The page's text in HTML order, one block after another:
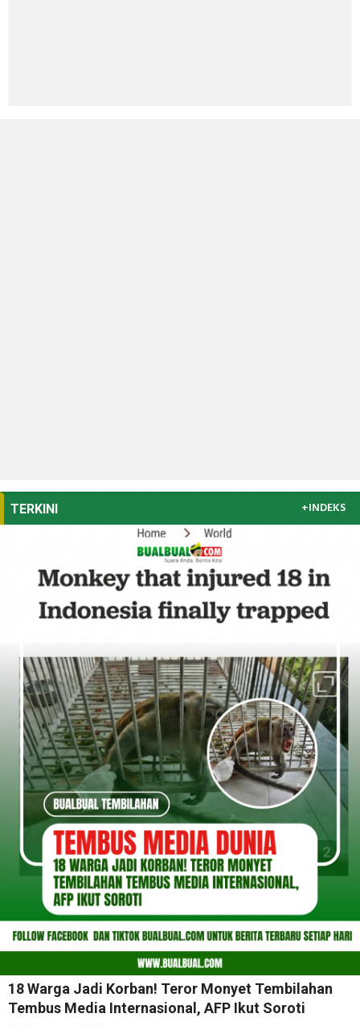
TERKINI +INDEKS
18 Warga Jadi Korban! Teror Monyet Tembilahan
Tembus Media Internasional, AFP Ikut Soroti